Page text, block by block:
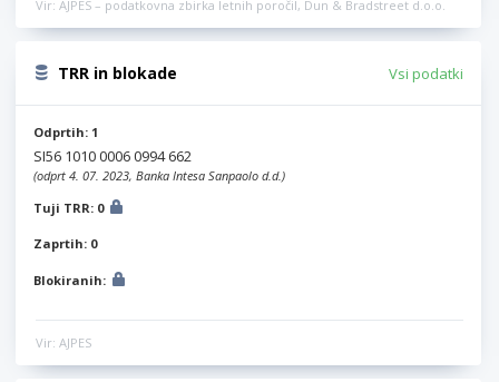
Vir: AJPES – podatkovna zbirka letnih poročil, Dun & Bradstreet d.o.o.
TRR in blokade Vsi podatki
Odprtih: 1
SI56 1010 0006 0994 662
(odprt 4. 07. 2023, Banka Intesa Sanpaolo d.d.)
Tuji TRR: 0
Zaprtih: 0
Blokiranih:
Vir: AJPES